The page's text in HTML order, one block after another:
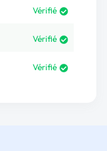
Vérifié
Vérifié
Vérifié